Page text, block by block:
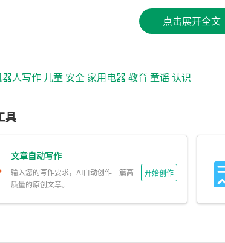
简化了烹饪过程，让家庭生活更加便捷。
器
凉风，冬天取暖也轻松，
点击展开全文
人写作 儿童 安全 家用电器教育 童谣认识
具
文章自动写作
输入您的写作要求，AI自动创作一篇高
质量的原创文章。
开始创作